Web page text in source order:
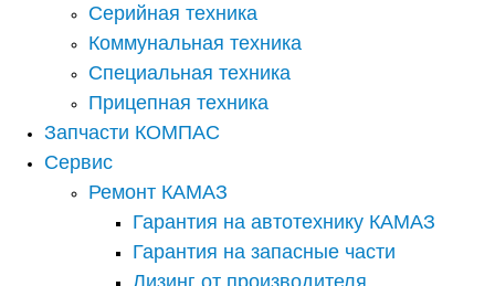
Серийная техника
Коммунальная техника
Специальная техника
Прицепная техника
Запчасти КОМПАС
Сервис
Ремонт КАМАЗ
Гарантия на автотехнику КАМАЗ
Гарантия на запасные части
Лизинг от производителя